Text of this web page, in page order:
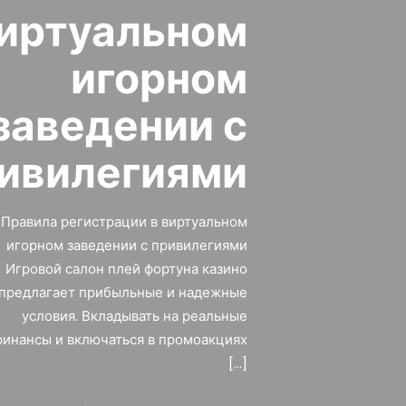
игорном
с
Правила регистрации в виртуальном
игорном заведении с привилегиями
Игровой салон плей фортуна казино
прибыльные и надежные
условия. Вкладывать на реальные
и включаться в промоакциях
[…]